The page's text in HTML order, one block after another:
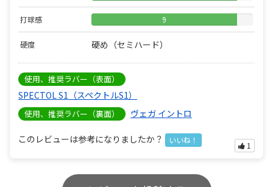
打球感 9
硬度 硬め（セミハード）
使用、推奨ラバー（表面）
SPECTOL S1（スペクトルS1）
使用、推奨ラバー（裏面） ヴェガ イントロ
このレビューは参考になりましたか？ いいね！
1